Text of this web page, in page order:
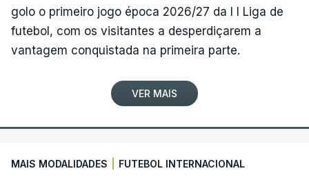
golo o primeiro jogo época 2026/27 da I I Liga de
futebol, com os visitantes a desperdiçarem a
vantagem conquistada na primeira parte.
VER MAIS
MAIS MODALIDADES FUTEBOL INTERNACIONAL